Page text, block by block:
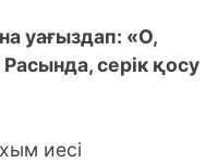
уағыздап: «О,
серік қосу
иесі